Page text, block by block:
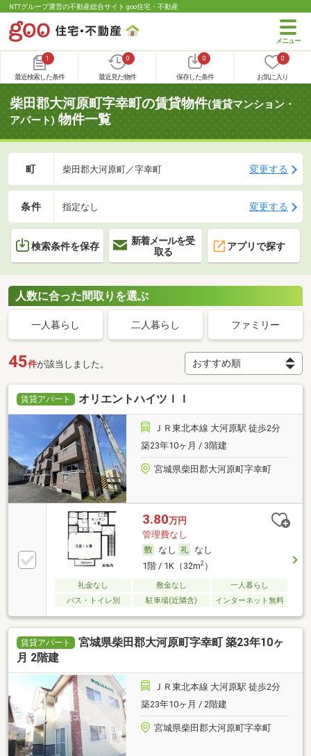
NTTグループ運営の不動産総合サイト goo住宅・不動産
1
最近検索した条件
0
最近見た物件
0
保存した条件
0
お気に入り
柴田郡大河原町字幸町の賃貸物件(賃貸マンション・
アパート) 物件一覧
町 柴田郡大河原町／字幸町 変更する
条件 指定なし 変更する
検索条件を保存
新着メールを受
取る
アプリで探す
人数に合った間取りを選ぶ
一人暮らし 二人暮らし ファミリー
45件が該当しました。
賃貸アパート オリエントハイツＩＩ
ＪＲ東北本線 大河原駅 徒歩2分
築23年10ヶ月 / 3階建
宮城県柴田郡大河原町字幸町
3.80万円
管理費なし
なし
なし
1階 / 1K（32m2）
礼金なし 敷金なし
一人暮らし
バス・トイレ別
駐車場(近隣含) インターネット無料
賃貸アパート
宮城県柴田郡大河原町字幸町 築23年10ヶ
月 2階建
ＪＲ東北本線 大河原駅 徒歩2分
築23年10ヶ月 / 2階建
宮城県柴田郡大河原町字幸町